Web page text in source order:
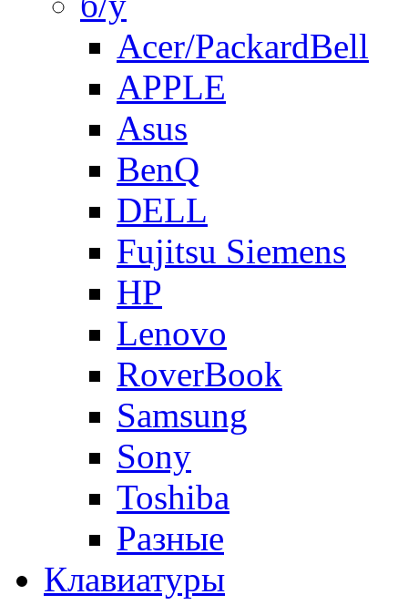
Acer/PackardBell
APPLE
Asus
BenQ
DELL
Fujitsu Siemens
HP
Lenovo
RoverBook
Samsung
Sony
Toshiba
Разные
Клавиатуры